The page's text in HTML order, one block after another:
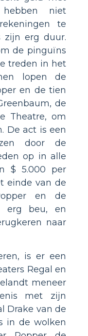
niet
te
zijn erg duur.
de pinguïns
treden in het
lopen de
en de tien
de
Theatre, om
De act is een
door de
op in alle
$ 5.000 per
einde van de
en de
erg beu, en
naar
is er een
Regal en
meneer
met zijn
Drake van de
in de wolken